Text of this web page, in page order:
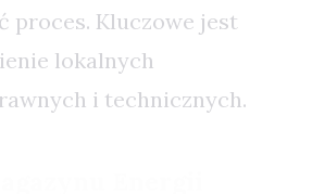
proces. Kluczowe jest
lokalnych
i technicznych.